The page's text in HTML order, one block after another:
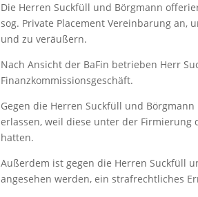
Die Herren Suckfüll und Börgmann
sog. Private Placement Vereinbarung an,
und zu veräußern.
Nach Ansicht der BaFin betrieben Herr
Finanzkommissionsgeschäft.
Gegen die Herren Suckfüll und
erlassen, weil diese unter der Firmierung
hatten.
Außerdem ist gegen die Herren Suckfüll
angesehen werden, ein strafrechtliches